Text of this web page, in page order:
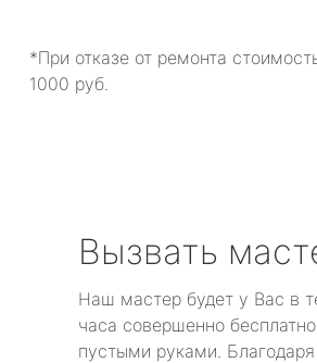
*При отказе от ремонта
1000 руб.
Вызвать
Наш мастер будет у Вас в
часа совершенно
пустыми руками.